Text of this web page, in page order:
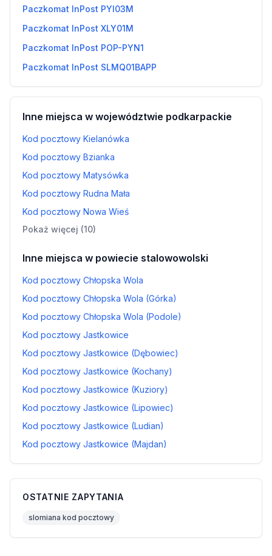
Paczkomat InPost PYI03M
Paczkomat InPost XLY01M
Paczkomat InPost POP-PYN1
Paczkomat InPost SLMQ01BAPP
Inne miejsca w województwie podkarpackie
Kod pocztowy Kielanówka
Kod pocztowy Bzianka
Kod pocztowy Matysówka
Kod pocztowy Rudna Mała
Kod pocztowy Nowa Wieś
Pokaż więcej (10)
Inne miejsca w powiecie stalowowolski
Kod pocztowy Chłopska Wola
Kod pocztowy Chłopska Wola (Górka)
Kod pocztowy Chłopska Wola (Podole)
Kod pocztowy Jastkowice
Kod pocztowy Jastkowice (Dębowiec)
Kod pocztowy Jastkowice (Kochany)
Kod pocztowy Jastkowice (Kuziory)
Kod pocztowy Jastkowice (Lipowiec)
Kod pocztowy Jastkowice (Ludian)
Kod pocztowy Jastkowice (Majdan)
OSTATNIE ZAPYTANIA
slomiana kod pocztowy